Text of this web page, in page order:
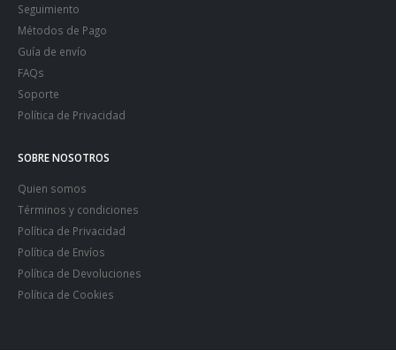
Seguimiento
Métodos de Pago
Guía de envío
FAQs
Soporte
Política de Privacidad
SOBRE NOSOTROS
Quien somos
Términos y condiciones
Política de Privacidad
Política de Envíos
Política de Devoluciones
Política de Cookies